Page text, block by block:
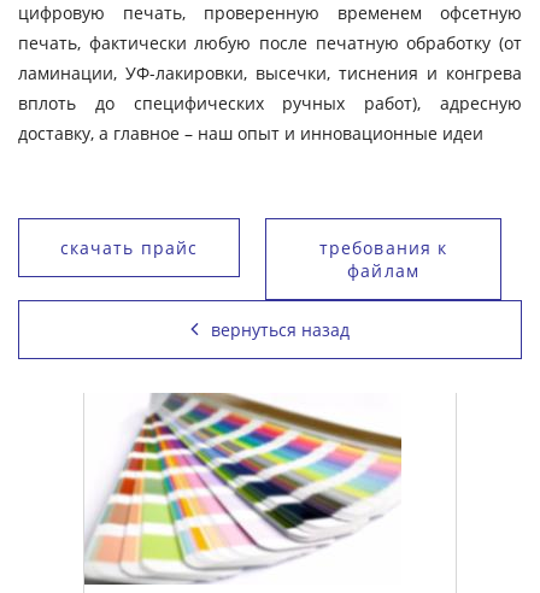
цифровую печать, проверенную временем офсетную
печать, фактически любую после печатную обработку (от
ламинации, УФ-лакировки, высечки, тиснения и конгрева
вплоть до специфических ручных работ), адресную
доставку, а главное – наш опыт и инновационные идеи
скачать прайс
требования к
файлам
вернуться назад